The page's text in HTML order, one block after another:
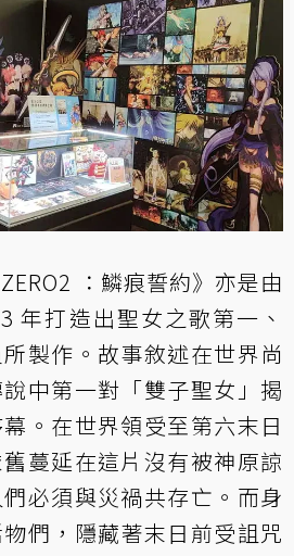
：鱗痕誓約》亦是由
年打造出聖女之歌第一、
製作。故事敘述在世界尚
中第一對「雙子聖女」揭
。在世界領受至第六末日
蔓延在這片沒有被神原諒
必須與災禍共存亡。而身
們，隱藏著末日前受詛咒